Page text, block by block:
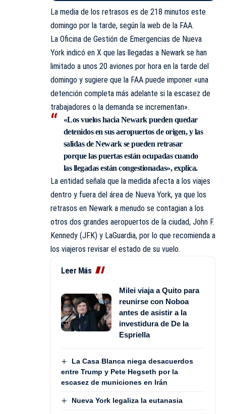
La media de los retrasos es de 218 minutos este
domingo por la tarde, según la web de la FAA.
La Oficina de Gestión de Emergencias de Nueva
York indicó en X que las llegadas a Newark se han
limitado a unos 20 aviones por hora en la tarde del
domingo y sugiere que la FAA puede imponer «una
detención completa más adelante si la escasez de
trabajadores o la demanda se incrementan».
«Los vuelos hacia Newark pueden quedar
detenidos en sus aeropuertos de origen, y las
salidas de Newark se pueden retrasar
porque las puertas están ocupadas cuando
las llegadas están congestionadas», explica.
La entidad señala que la medida afecta a los viajes
dentro y fuera del área de Nueva York, ya que los
retrasos en Newark a menudo se contagian a los
otros dos grandes aeropuertos de la ciudad, John F.
Kennedy (JFK) y LaGuardia, por lo que recomienda a
los viajeros revisar el estado de su vuelo.
Leer Más
Milei viaja a Quito para
reunirse con Noboa
antes de asistir a la
investidura de De la
Espriella
La Casa Blanca niega desacuerdos
entre Trump y Pete Hegseth por la
escasez de municiones en Irán
Nueva York legaliza la eutanasia